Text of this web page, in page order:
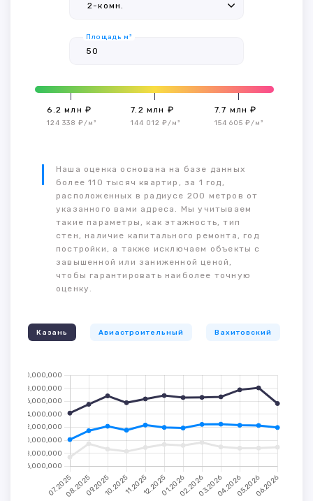
Площадь м²
6.2 млн ₽
124 338 ₽/м²
7.2 млн ₽
144 012 ₽/м²
7.7 млн ₽
154 605 ₽/м²
Наша оценка основана на базе данных
более 110 тысяч квартир, за 1 год,
расположенных в радиусе 200 метров от
указанного вами адреса. Мы учитываем
такие параметры, как этажность, тип
стен, наличие капитального ремонта, год
постройки, а также исключаем объекты с
завышенной или заниженной ценой,
чтобы гарантировать наиболее точную
оценку.
Казань Авиастроительный Вахитовский